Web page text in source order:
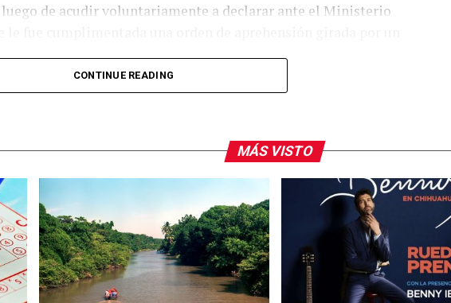
luego de acudir voluntariamente a declarar ante el Ministerio
el protocolo de feminicidio tras la muerte de Dafne Zapata,
en los hechos.
el cierre de la academia por parte de las autoridades y llevó a la
a solicitar una revisión de los centros de educación
al precisar que dichas instituciones no dependen de la
CONTINUE READING
MÁS VISTO